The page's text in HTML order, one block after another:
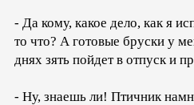
- Да кому, какое дело, как я
то что? А готовые бруски у
днях зять пойдет в отпуск и
- Ну, знаешь ли! Птичник